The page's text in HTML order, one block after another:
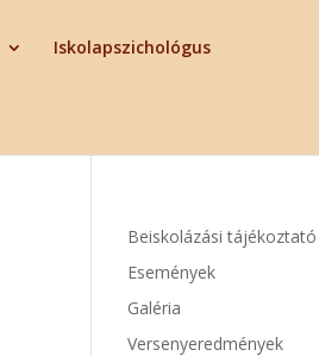
Iskolapszichológus
Beiskolázási tájékoztató
Események
Galéria
Versenyeredmények